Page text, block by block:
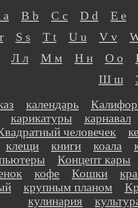
a B b C c D d
E e
S s T t U u V v
Л л М м Н н О о
Ш ш
календарь
карикатуры
карнавал
человечек
клещи книги коала
Концепт кары
кофе Кошки
крупным планом
кулинария